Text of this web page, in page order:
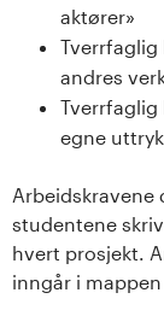
aktører»
Tverrfaglig
andres
Tverrfaglig
egne
studentene
hvert prosjekt.
inngår i